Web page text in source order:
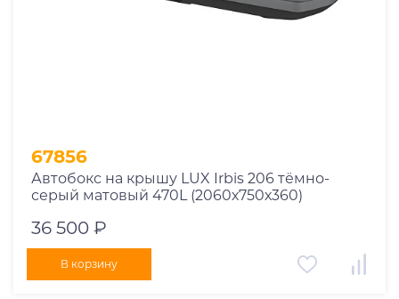
67856
Автобокс на крышу LUX Irbis 206 тёмно-
серый матовый 470L (2060х750х360)
36 500 ₽
В корзину